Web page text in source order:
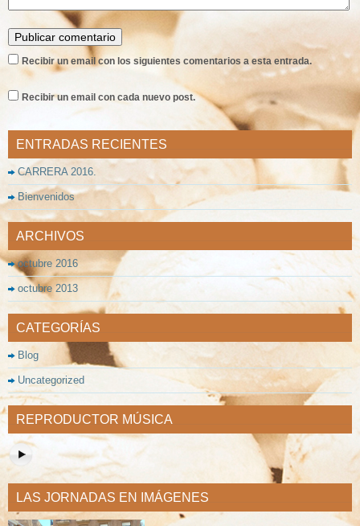
Recibir un email con los siguientes comentarios a esta entrada.
Recibir un email con cada nuevo post.
ENTRADAS RECIENTES
CARRERA 2016.
Bienvenidos
ARCHIVOS
octubre 2016
octubre 2013
CATEGORÍAS
Blog
Uncategorized
REPRODUCTOR MÚSICA
LAS JORNADAS EN IMÁGENES